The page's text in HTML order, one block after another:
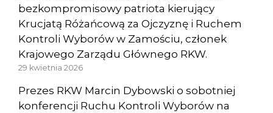
bezkompromisowy patriota kierujący
Krucjatą Różańcową za Ojczyznę i Ruchem
Kontroli Wyborów w Zamościu, członek
Krajowego Zarządu Głównego RKW.
29 kwietnia 2026
Prezes RKW Marcin Dybowski o sobotniej
konferencji Ruchu Kontroli Wyborów na